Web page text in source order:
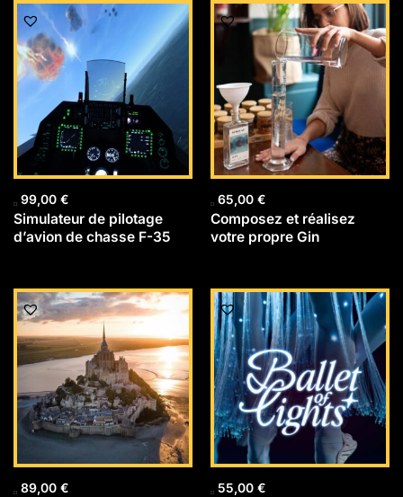
99,00 €
Simulateur de pilotage
d’avion de chasse F-35
65,00 €
Composez et réalisez
votre propre Gin
89,00 € 55,00 €